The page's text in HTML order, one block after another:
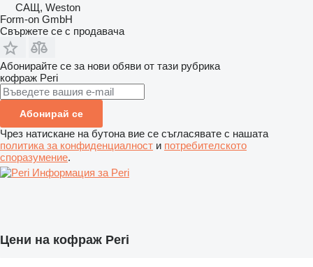
САЩ, Weston
Form-on GmbH
Свържете се с продавача
Абонирайте се за нови обяви от тази рубрика
кофраж Peri
Абонирай се
Чрез натискане на бутона вие се съгласявате с нашата
политика за конфиденциалност и потребителското
споразумение.
Информация за Peri
Цени на кофраж Peri